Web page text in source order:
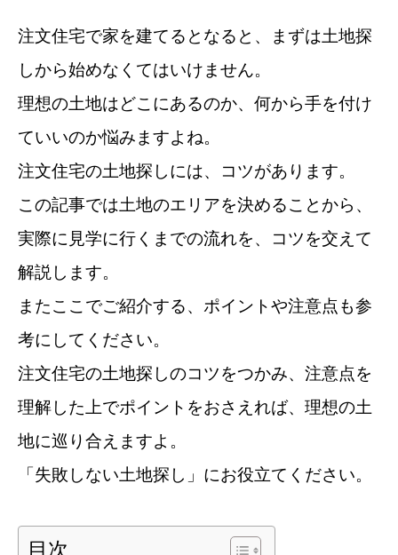
お役立ちブログ
お問い合わせ
注文住宅で家を建てるとなると、まずは土地探
しから始めなくてはいけません。
理想の土地はどこにあるのか、何から手を付け
ていいのか悩みますよね。
注文住宅の土地探しには、コツがあります。
この記事では土地のエリアを決めることから、
実際に見学に行くまでの流れを、コツを交えて
解説します。
またここでご紹介する、ポイントや注意点も参
考にしてください。
注文住宅の土地探しのコツをつかみ、注意点を
理解した上でポイントをおさえれば、理想の土
地に巡り合えますよ。
「失敗しない土地探し」にお役立てください。
目次